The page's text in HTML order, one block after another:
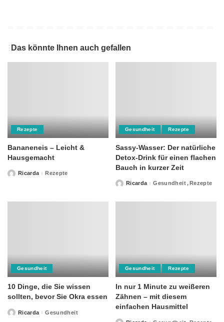
Das könnte Ihnen auch gefallen
Rezepte
Bananeneis – Leicht &
Hausgemacht
PostedRicarda Rezepte
Gesundheit Rezepte
Sassy-Wasser: Der natürliche
Detox-Drink für einen flachen
Bauch in kurzer Zeit
PostedRicarda Gesundheit Rezepte
Gesundheit
10 Dinge, die Sie wissen
sollten, bevor Sie Okra essen
PostedRicarda Gesundheit
Gesundheit Rezepte
In nur 1 Minute zu weißeren
Zähnen – mit diesem
einfachen Hausmittel